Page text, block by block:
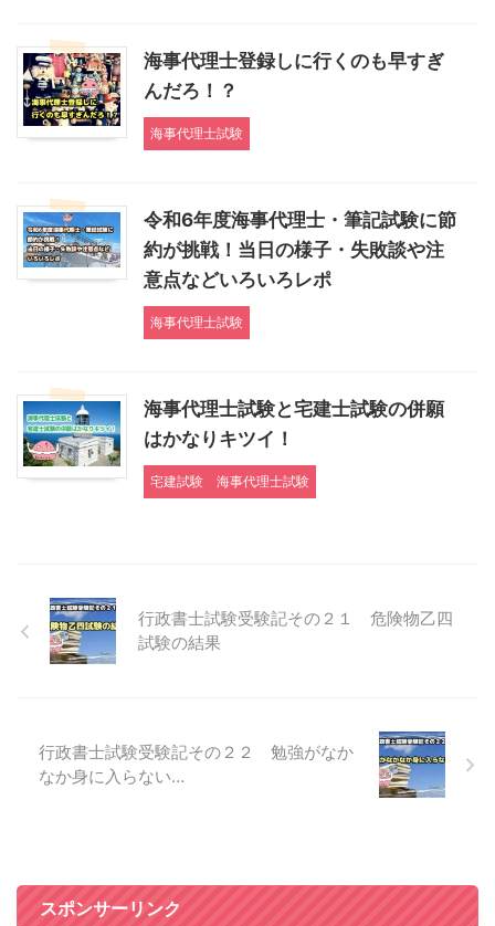
海事代理士登録しに行くのも早すぎ
んだろ！？
海事代理士試験
令和6年度海事代理士・筆記試験に節
約が挑戦！当日の様子・失敗談や注
意点などいろいろレポ
海事代理士試験
海事代理士試験と宅建士試験の併願
はかなりキツイ！
宅建試験 海事代理士試験
行政書士試験受験記その２１ 危険物乙四
試験の結果
行政書士試験受験記その２２ 勉強がなか
なか身に入らない…
スポンサーリンク